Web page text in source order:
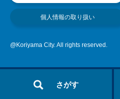
さがす
個人情報の取り扱い
@Koriyama City. All rights reserved.